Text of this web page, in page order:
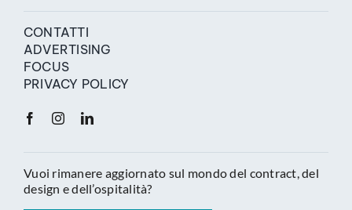
CONTATTI
ADVERTISING
FOCUS
PRIVACY POLICY
Vuoi rimanere aggiornato sul mondo del contract, del
design e dell’ospitalità?